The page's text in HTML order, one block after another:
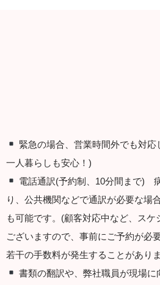
緊急の場合、営業時間外でも対
一人暮らしも安心！)
電話通訳(予約制、10分間まで)
り、公共機関などで通訳が必要な場
も可能です。(顧客対応中など、スケ
ございますので、事前にご予約が必
若干の手数料が発生することがあり
書類の翻訳や、弊社職員が現場